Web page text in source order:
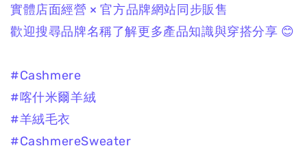
實體店面經營 × 官方品牌網站同步販售
歡迎搜尋品牌名稱了解更多產品知識與穿搭分享 😊
#Cashmere
#喀什米爾羊絨
#羊絨毛衣
#CashmereSweater